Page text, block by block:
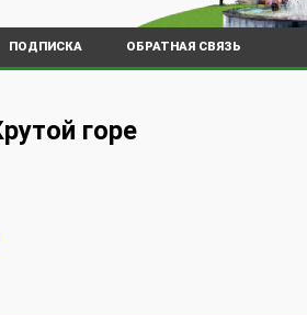
ПОДПИСКА ОБРАТНАЯ СВЯЗЬ
горе